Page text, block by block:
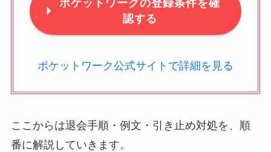
ポケットワークの登録条件を確
認する
ポケットワーク公式サイトで詳細を見る
ここからは退会手順・例文・引き止め対処を、順
番に解説していきます。